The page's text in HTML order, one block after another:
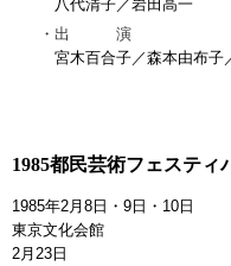
八代清子／岩田高一
出 演
宮木百合子／森本由布
1985都民芸術フェスティ
1985年2月8日・9日・10日
東京文化会館
2月23日